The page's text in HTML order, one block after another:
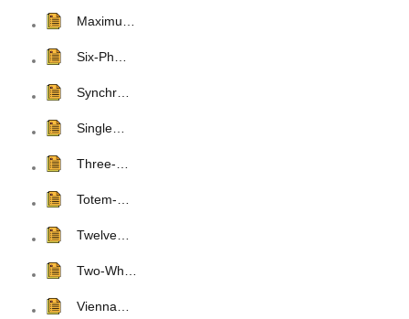
Maximu…
Six-Ph…
Synchr…
Single…
Three-…
Totem-…
Twelve…
Two-Wh…
Vienna…